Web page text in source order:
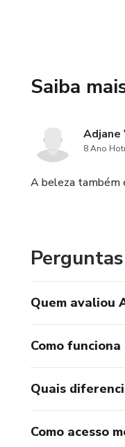
Saiba
Adjane
8 Ano
A beleza também
Quem avaliou
Como
Quais
Como acesso